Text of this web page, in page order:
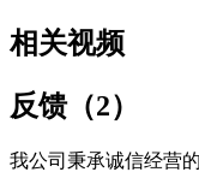
相关视频
反馈（2）
我公司秉承诚信经营